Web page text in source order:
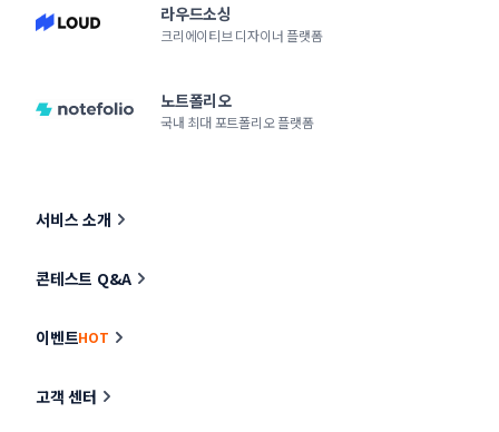
라우드소싱
크리에이티브 디자이너 플랫폼
노트폴리오
국내 최대 포트폴리오 플랫폼
서비스 소개
콘테스트 Q&A
이벤트HOT
고객 센터